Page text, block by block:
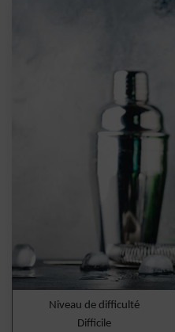
Niveau de difficulté
Difficile